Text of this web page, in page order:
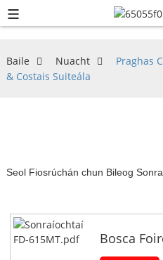
Baile Nuacht
Praghas
& Costais Suiteála
Seol Fiosrúchán chun Bileog
Bosca